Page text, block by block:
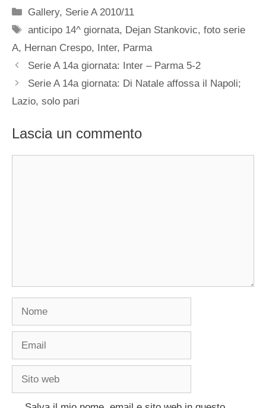
Categorie
Gallery, Serie A 2010/11
Tag
anticipo 14^ giornata, Dejan Stankovic,foto serie
A, Hernan Crespo, Inter, Parma
Serie A 14a giornata: Inter – Parma 5-2
Serie A 14a giornata: Di Natale affossa il Napoli;
Lazio, solo pari
Lascia un commento
Nome
Email
Sito